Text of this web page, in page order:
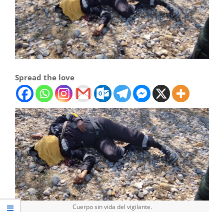
Spread the love
Cuerpo sin vida del vigilante.